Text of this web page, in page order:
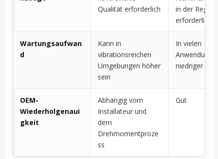
Qualität erforderlich
in der Regel
erforderlich
Wartungsaufwan
d
Kann in
vibrationsreichen
Umgebungen höher
sein
In vielen
niedriger
OEM-
Wiederholgenaui
gkeit
Abhängig vom
Installateur und
dem
Drehmomentproze
ss
Gut